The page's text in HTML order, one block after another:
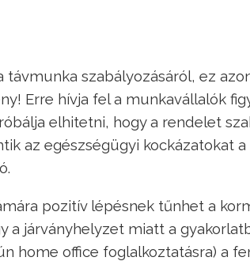
szabályozásáról, ez
Erre hívja fel a munkavállalók
elhitetni, hogy a rendelet
az egészségügyi kockázatokat a
pozitív lépésnek tűnhet a
a járványhelyzet miatt a
home office foglalkoztatásra) a